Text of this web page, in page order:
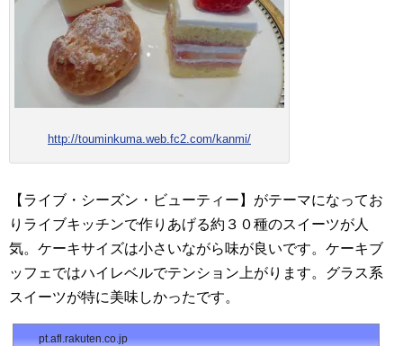
http://touminkuma.web.fc2.com/kanmi/
【ライブ・シーズン・ビューティー】がテーマになってお
りライブキッチンで作りあげる約３０種のスイーツが人
気。ケーキサイズは小さいながら味が良いです。ケーキブ
ッフェではハイレベルでテンション上がります。グラス系
スイーツが特に美味しかったです。
pt.afl.rakuten.co.jp